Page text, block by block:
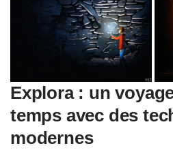
Explora : un
temps avec des
modernes